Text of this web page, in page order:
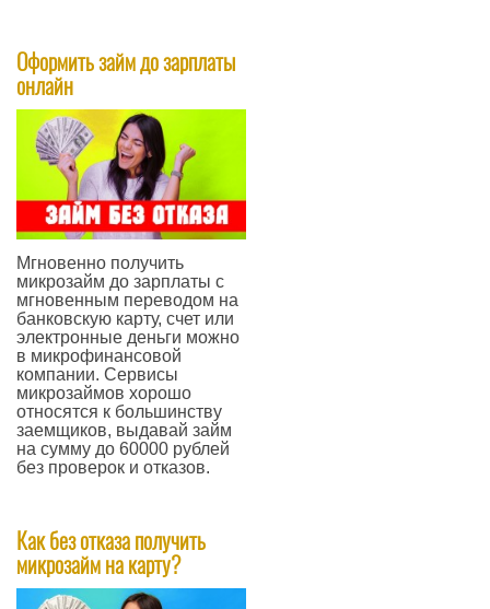
Оформить займ до зарплаты
онлайн
Мгновенно получить
микрозайм до зарплаты с
мгновенным переводом на
банковскую карту, счет или
электронные деньги можно
в микрофинансовой
компании. Сервисы
микрозаймов хорошо
относятся к большинству
заемщиков, выдавай займ
на сумму до 60000 рублей
без проверок и отказов.
Как без отказа получить
микрозайм на карту?